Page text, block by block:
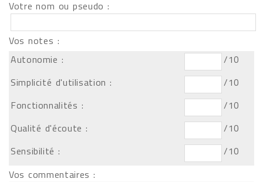
Votre nom ou pseudo :
Vos notes :
Autonomie :
/10
Simplicité d'utilisation :
/10
Fonctionnalités :
/10
Qualité d'écoute :
/10
Sensibilité :
/10
Vos commentaires :